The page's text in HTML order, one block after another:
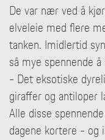
De var nær ved å
elveleie med flere
tanken. Imidlertid
så mye spennende å
- Det eksotiske
giraffer og antiloper
Alle disse
dagene kortere -